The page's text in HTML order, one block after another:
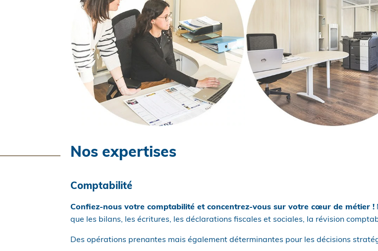
Nos expertises
Comptabilité
Confiez-nous votre comptabilité et concentrez-vous sur votre cœur de métier !
que les bilans, les écritures, les déclarations fiscales et sociales, la révision
Des opérations prenantes mais également déterminantes pour les décisions